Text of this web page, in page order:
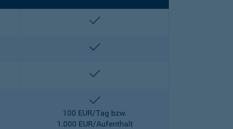
100 EUR/Tag bzw.
1.000 EUR/Aufenthalt